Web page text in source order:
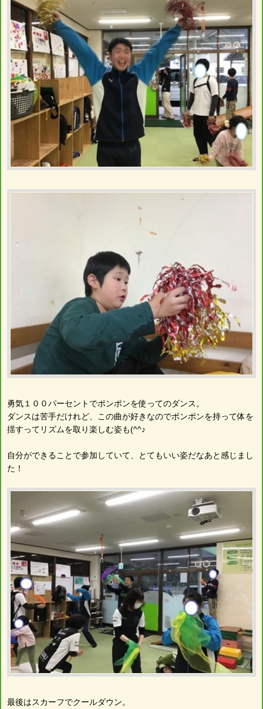
勇気１００パーセントでポンポンを使ってのダンス。
ダンスは苦手だけれど、この曲が好きなのでポンポンを持って体を
揺すってリズムを取り楽しむ姿も(^^♪
自分ができることで参加していて、とてもいい姿だなあと感じまし
た！
最後はスカーフでクールダウン。